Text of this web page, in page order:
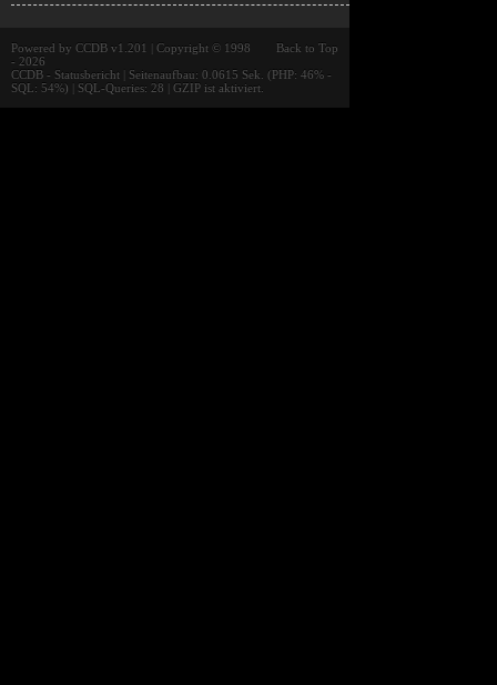
Back to Top
Powered by CCDB v1.201 | Copyright © 1998
- 2026
CCDB - Statusbericht | Seitenaufbau: 0.0615 Sek. (PHP: 46% -
SQL: 54%) | SQL-Queries: 28 | GZIP ist aktiviert.